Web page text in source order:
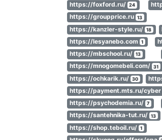
https://foxford.ru/ 24
https://groupprice.ru 13
https://kanzler-style.ru/ 18
https://lesyanebo.com 1
https://mbschool.ru/ 13
https://mnogomebeli.com/ 31
https://ochkarik.ru/ 30
https://payment.mts.ru/cyber
https://psychodemia.ru/ 7
https://santehnika-tut.ru/ 13
https://shop.teboil.ru/ 1